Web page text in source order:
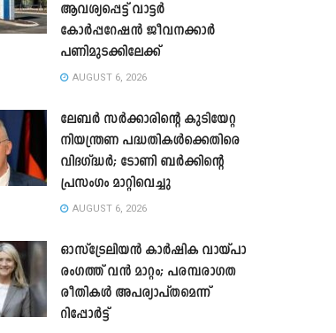
ആവശ്യപ്പെട്ട് വാട്ടർ
കോർപ്പറേഷൻ ജീവനക്കാർ
പണിമുടക്കിലേക്ക്
AUGUST 6, 2026
ലേബർ സർക്കാരിന്റെ കുടിയേറ്റ
നിയന്ത്രണ പദ്ധതികൾക്കെതിരെ
വിദഗ്ദ്ധർ; ടോണി ബർക്കിന്റെ
പ്രസംഗം മാറ്റിവെച്ചു
AUGUST 6, 2026
ഓസ്‌ട്രേലിയൻ കാർഷിക വായ്പാ
രംഗത്ത് വൻ മാറ്റം; പരമ്പരാഗത
രീതികൾ അപര്യാപ്തമെന്ന്
റിപ്പോർട്ട്